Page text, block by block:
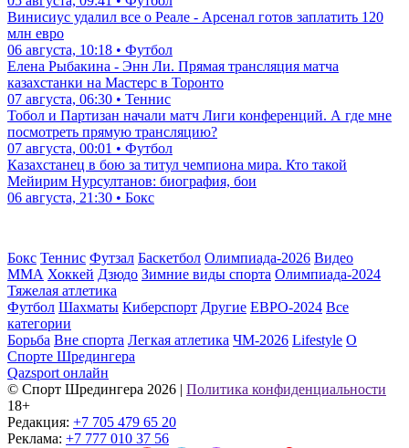
Винисиус удалил все о Реале - Арсенал готов заплатить 120
млн евро
06 августа, 10:18 • Футбол
Елена Рыбакина - Энн Ли. Прямая трансляция матча
казахстанки на Мастерс в Торонто
07 августа, 06:30 • Теннис
Тобол и Партизан начали матч Лиги конференций. А где мне
посмотреть прямую трансляцию?
07 августа, 00:01 • Футбол
Казахстанец в бою за титул чемпиона мира. Кто такой
Мейирим Нурсултанов: биография, бои
06 августа, 21:30 • Бокс
Бокс Теннис Футзал Баскетбол Олимпиада-2026 Видео
ММА Хоккей Дзюдо Зимние виды спорта Олимпиада-2024
Тяжелая атлетика
Футбол Шахматы Киберспорт Другие ЕВРО-2024 Все
категории
Борьба Вне спорта Легкая атлетика ЧМ-2026 Lifestyle О
Спорте Шредингера
Qazsport онлайн
© Cпорт Шредингера 2026
Политика конфиденциальности
18+
Редакция: +7 705 479 65 20
Реклама: +7 777 010 37 56